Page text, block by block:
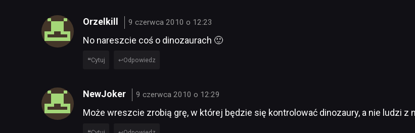
Orzelkill 9 czerwca 2010 o 12:23
No nareszcie coś o dinozaurach 🙂
Cytuj Odpowiedz
NewJoker 9 czerwca 2010 o 12:29
Może wreszcie zrobią grę, w której będzie się kontrolować dinozaury, a nie ludzi z